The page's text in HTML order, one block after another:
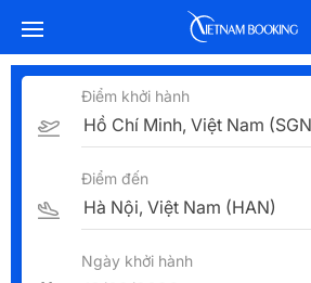
Điểm khởi hành
Điểm đến
Ngày khởi hành